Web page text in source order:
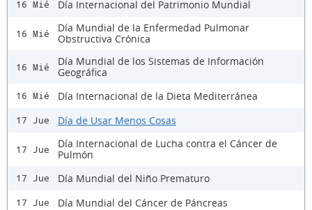
16 Mié Día Internacional del Patrimonio Mundial
16 Mié
Día Mundial de la Enfermedad Pulmonar
Obstructiva Crónica
16 Mié
Día Mundial de los Sistemas de Información
Geográfica
16 Mié Día Internacional de la Dieta Mediterránea
17 Jue Día de Usar Menos Cosas
17 Jue
Día Internacional de Lucha contra el Cáncer de
Pulmón
17 Jue Día Mundial del Niño Prematuro
17 Jue Día Mundial del Cáncer de Páncreas